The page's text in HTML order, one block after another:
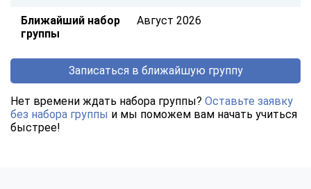
Ближайший набор
группы
Август 2026
Записаться в ближайшую группу
Нет времени ждать набора группы? Оставьте заявку
без набора группы и мы поможем вам начать учиться
быстрее!